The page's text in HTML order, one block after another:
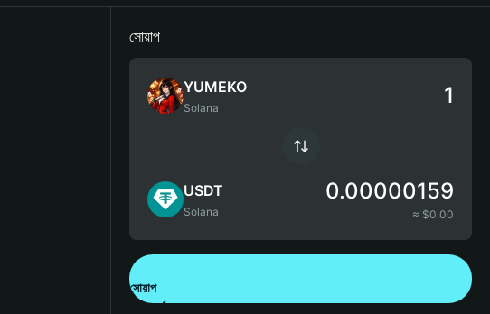
সোয়াপ
YUMEKO
Solana
USDT
Solana
0.00000159
≈ $0.00
সোয়াপ